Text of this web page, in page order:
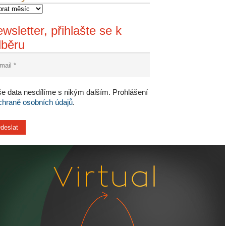
přihlašte se k
data nesdílíme s nikým dalším. Prohlášení
osobních údajů.